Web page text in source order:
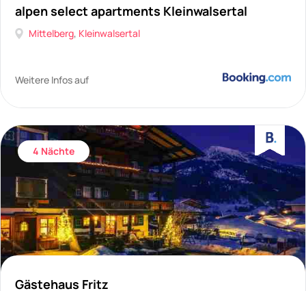
alpen select apartments Kleinwalsertal
Mittelberg, Kleinwalsertal
Weitere Infos auf
4 Nächte
Gästehaus Fritz